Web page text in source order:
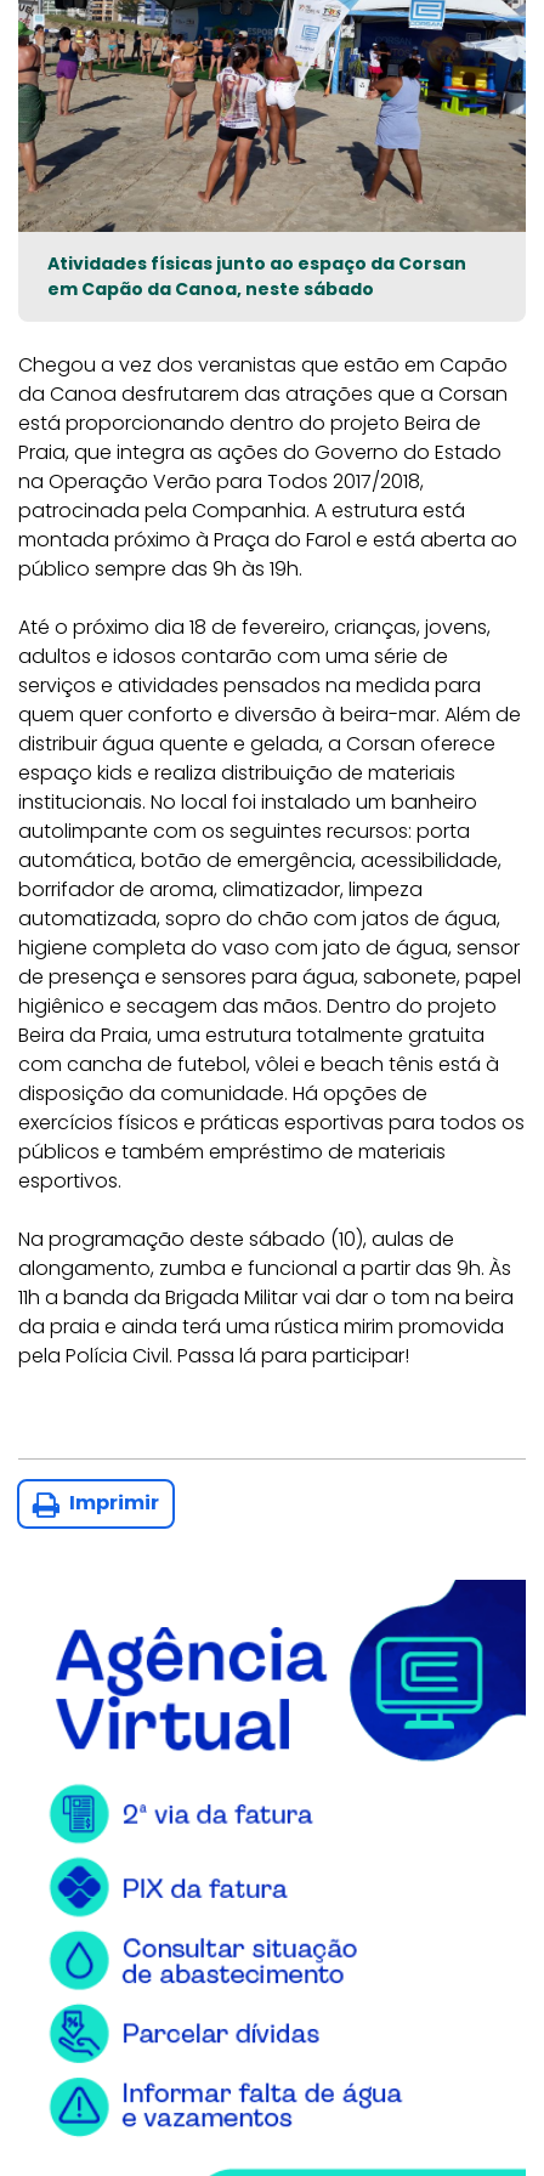
Atividades físicas junto ao espaço da Corsan
em Capão da Canoa, neste sábado
Chegou a vez dos veranistas que estão em Capão
da Canoa desfrutarem das atrações que a Corsan
está proporcionando dentro do projeto Beira de
Praia, que integra as ações do Governo do Estado
na Operação Verão para Todos 2017/2018,
patrocinada pela Companhia. A estrutura está
montada próximo à Praça do Farol e está aberta ao
público sempre das 9h às 19h.
Até o próximo dia 18 de fevereiro, crianças, jovens,
adultos e idosos contarão com uma série de
serviços e atividades pensados na medida para
quem quer conforto e diversão à beira-mar. Além de
distribuir água quente e gelada, a Corsan oferece
espaço kids e realiza distribuição de materiais
institucionais. No local foi instalado um banheiro
autolimpante com os seguintes recursos: porta
automática, botão de emergência, acessibilidade,
borrifador de aroma, climatizador, limpeza
automatizada, sopro do chão com jatos de água,
higiene completa do vaso com jato de água, sensor
de presença e sensores para água, sabonete, papel
higiênico e secagem das mãos. Dentro do projeto
Beira da Praia, uma estrutura totalmente gratuita
com cancha de futebol, vôlei e beach tênis está à
disposição da comunidade. Há opções de
exercícios físicos e práticas esportivas para todos os
públicos e também empréstimo de materiais
esportivos.
Na programação deste sábado (10), aulas de
alongamento, zumba e funcional a partir das 9h. Às
11h a banda da Brigada Militar vai dar o tom na beira
da praia e ainda terá uma rústica mirim promovida
pela Polícia Civil. Passa lá para participar!
Imprimir